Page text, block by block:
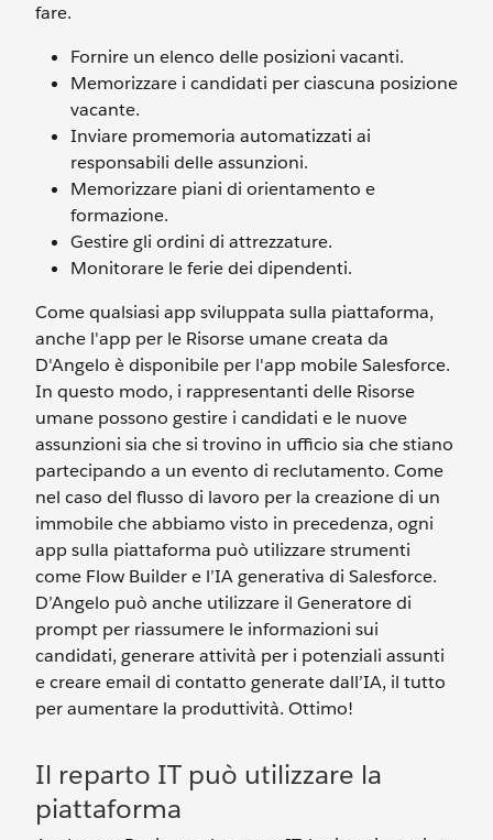
fare.
Fornire un elenco delle posizioni vacanti.
Memorizzare i candidati per ciascuna posizione
vacante.
Inviare promemoria automatizzati ai
responsabili delle assunzioni.
Memorizzare piani di orientamento e
formazione.
Gestire gli ordini di attrezzature.
Monitorare le ferie dei dipendenti.
Come qualsiasi app sviluppata sulla piattaforma,
anche l'app per le Risorse umane creata da
D'Angelo è disponibile per l'app mobile Salesforce.
In questo modo, i rappresentanti delle Risorse
umane possono gestire i candidati e le nuove
assunzioni sia che si trovino in ufficio sia che stiano
partecipando a un evento di reclutamento. Come
nel caso del flusso di lavoro per la creazione di un
immobile che abbiamo visto in precedenza, ogni
app sulla piattaforma può utilizzare strumenti
come Flow Builder e l’IA generativa di Salesforce.
D’Angelo può anche utilizzare il Generatore di
prompt per riassumere le informazioni sui
candidati, generare attività per i potenziali assunti
e creare email di contatto generate dall’IA, il tutto
per aumentare la produttività. Ottimo!
Il reparto IT può utilizzare la
piattaforma